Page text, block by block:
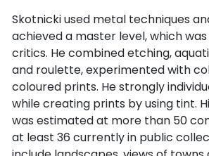
Skotnicki used metal techniques
achieved a master level, which
critics. He combined etching,
and roulette, experimented with
coloured prints. He strongly
while creating prints by using tint.
was estimated at more than 50
at least 36 currently in public